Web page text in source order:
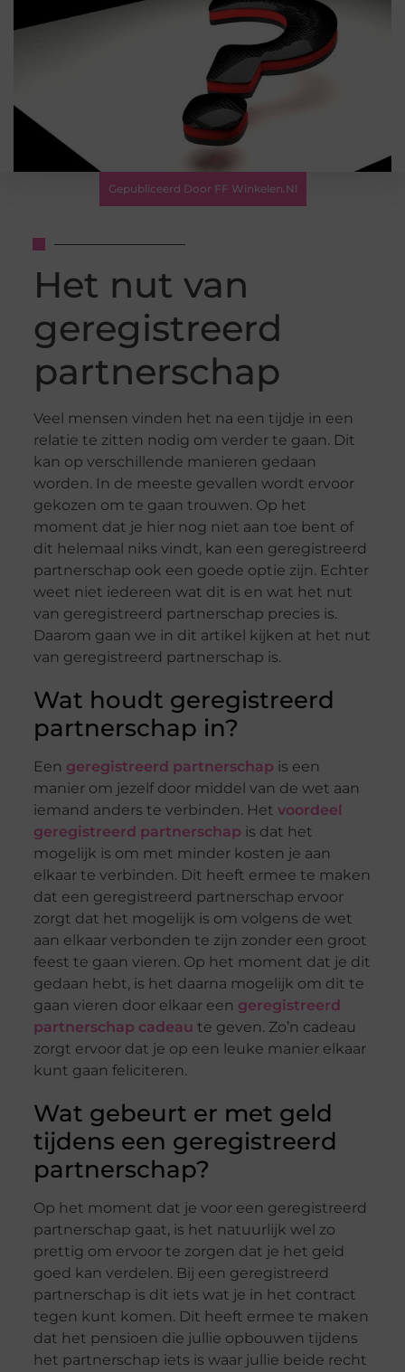
Gepubliceerd Door FF Winkelen.nl
Het nut van
geregistreerd
partnerschap
Veel mensen vinden het na een tijdje in een
relatie te zitten nodig om verder te gaan. Dit
kan op verschillende manieren gedaan
worden. In de meeste gevallen wordt ervoor
gekozen om te gaan trouwen. Op het
moment dat je hier nog niet aan toe bent of
dit helemaal niks vindt, kan een geregistreerd
partnerschap ook een goede optie zijn. Echter
weet niet iedereen wat dit is en wat het nut
van geregistreerd partnerschap precies is.
Daarom gaan we in dit artikel kijken at het nut
van geregistreerd partnerschap is.
Wat houdt geregistreerd
partnerschap in?
Een geregistreerd partnerschap is een
manier om jezelf door middel van de wet aan
iemand anders te verbinden. Het voordeel
geregistreerd partnerschap is dat het
mogelijk is om met minder kosten je aan
elkaar te verbinden. Dit heeft ermee te maken
dat een geregistreerd partnerschap ervoor
zorgt dat het mogelijk is om volgens de wet
aan elkaar verbonden te zijn zonder een groot
feest te gaan vieren. Op het moment dat je dit
gedaan hebt, is het daarna mogelijk om dit te
gaan vieren door elkaar een geregistreerd
partnerschap cadeau te geven. Zo’n cadeau
zorgt ervoor dat je op een leuke manier elkaar
kunt gaan feliciteren.
Wat gebeurt er met geld
tijdens een geregistreerd
partnerschap?
Op het moment dat je voor een geregistreerd
partnerschap gaat, is het natuurlijk wel zo
prettig om ervoor te zorgen dat je het geld
goed kan verdelen. Bij een geregistreerd
partnerschap is dit iets wat je in het contract
tegen kunt komen. Dit heeft ermee te maken
dat het pensioen die jullie opbouwen tijdens
het partnerschap iets is waar jullie beide recht